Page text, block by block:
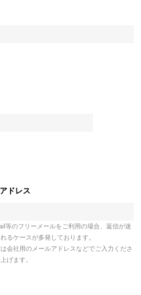
ドレス
等のフリーメールをご利用の場合、返信が迷
るケースが多発しております。
会社用のメールアドレスなどでご入力くださ
げます。